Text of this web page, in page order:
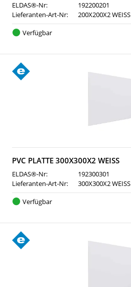
ELDAS®-Nr:
192200201
Lieferanten-Art-Nr:
200X200X2 WEISS
Verfügbar
PVC PLATTE 300X300X2 WEISS
ELDAS®-Nr:
192300301
Lieferanten-Art-Nr:
300X300X2 WEISS
Verfügbar